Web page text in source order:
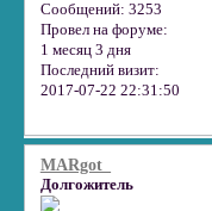
Сообщений: 3253
Провел на форуме:
1 месяц 3 дня
Последний визит:
2017-07-22 22:31:50
MARgot_
Долгожитель